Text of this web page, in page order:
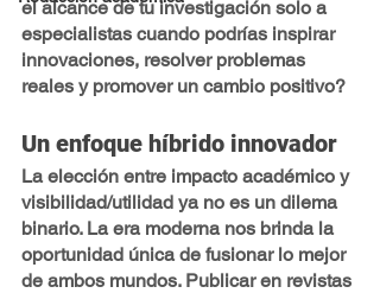
el alcance de tu investigación solo a
especialistas cuando podrías inspirar
innovaciones, resolver problemas
reales y promover un cambio positivo?
Un enfoque híbrido innovador
La elección entre impacto académico y
visibilidad/utilidad ya no es un dilema
binario. La era moderna nos brinda la
oportunidad única de fusionar lo mejor
de ambos mundos. Publicar en revistas